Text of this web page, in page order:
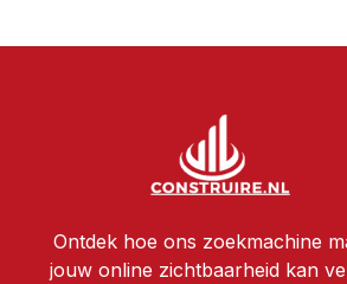
Ontdek hoe ons zoekmachine
jouw online zichtbaarheid kan